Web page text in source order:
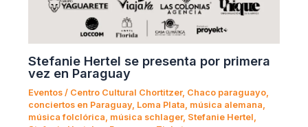
Stefanie Hertel se presenta por primera
vez en Paraguay
Eventos / Centro Cultural Chortitzer, Chaco paraguayo
conciertos en Paraguay Loma Plata música alemana
música folclórica música schlager, Stefanie Hertel